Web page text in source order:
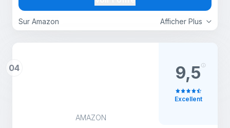
Afficher Plus
Sur Amazon
04
AMAZON
9,5
Excellent